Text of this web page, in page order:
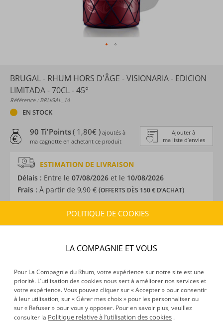
BRUGAL - RHUM HORS D'ÂGE - VISIONARIA - EDICION
LIMITADA - 70CL - 45°
Référence : BRUGAL_14
EN STOCK
Ajouter à
ma liste d’envies
90 Ti'Points( 1,80€ ) ajoutés à
ma cagnotte en achetant ce produit
ESTIMATION DE LIVRAISON
Délais : Entre le 07/08/2026 et le 10/08/2026
Frais : À partir de 9,90 € (OFFERTS DÈS 150 € D’ACHAT)
CARACTÉRISTIQUES DU PRODUIT
République Dominicaine
Environnement de vieillissement :Tropical
Volume :70CL
Degré :45°
Edition :édition 02
POLITIQUE DE COOKIES
LA COMPAGNIE ET VOUS
Pour La Compagnie du Rhum, votre expérience sur notre site est une
priorité. L’utilisation des cookies nous sert à améliorer nos services et
votre expérience. Vous pouvez cliquer sur « Accepter » pour consentir
à leur utilisation, sur « Gérer mes choix » pour les personnaliser ou
sur « Refuser » pour vous y opposer. Pour en savoir plus, veuillez
consulter la Politique relative à l’utilisation des cookies .